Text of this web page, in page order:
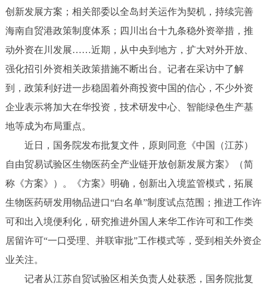
创新发展方案；相关部委以全岛封关运作为契机，持续完善
海南自贸港政策制度体系；四川出台十九条稳外资举措，推
动外资在川发展……近期，从中央到地方，扩大对外开放、
强化招引外资相关政策措施不断出台。记者在采访中了解
到，政策利好进一步稳固着外商投资中国的信心，不少外资
企业表示将加大在华投资，技术研发中心、智能绿色生产基
地等成为布局重点。
近日，国务院发布批复文件，原则同意《中国（江苏）
自由贸易试验区生物医药全产业链开放创新发展方案》（简
称《方案》）。《方案》明确，创新出入境监管模式，拓展
生物医药研发用物品进口“白名单”制度试点范围；推进工作许
可和出入境便利化，研究推进外国人来华工作许可和工作类
居留许可“一口受理、并联审批”工作模式等，受到相关外资企
业关注。
记者从江苏自贸试验区相关负责人处获悉，国务院批复